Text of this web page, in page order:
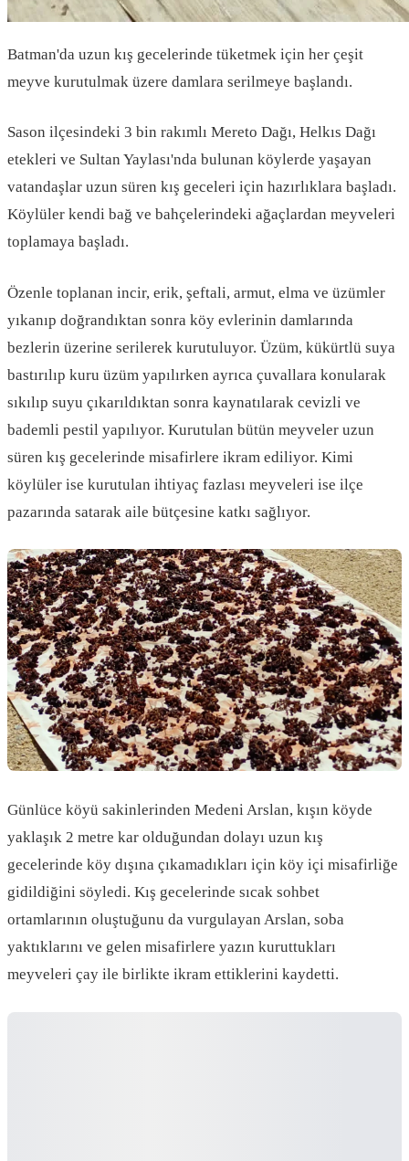
Batman'da uzun kış gecelerinde tüketmek için her çeşit
meyve kurutulmak üzere damlara serilmeye başlandı.
Sason ilçesindeki 3 bin rakımlı Mereto Dağı, Helkıs Dağı
etekleri ve Sultan Yaylası'nda bulunan köylerde yaşayan
vatandaşlar uzun süren kış geceleri için hazırlıklara başladı.
Köylüler kendi bağ ve bahçelerindeki ağaçlardan meyveleri
toplamaya başladı.
Özenle toplanan incir, erik, şeftali, armut, elma ve üzümler
yıkanıp doğrandıktan sonra köy evlerinin damlarında
bezlerin üzerine serilerek kurutuluyor. Üzüm, kükürtlü suya
bastırılıp kuru üzüm yapılırken ayrıca çuvallara konularak
sıkılıp suyu çıkarıldıktan sonra kaynatılarak cevizli ve
bademli pestil yapılıyor. Kurutulan bütün meyveler uzun
süren kış gecelerinde misafirlere ikram ediliyor. Kimi
köylüler ise kurutulan ihtiyaç fazlası meyveleri ise ilçe
pazarında satarak aile bütçesine katkı sağlıyor.
Günlüce köyü sakinlerinden Medeni Arslan, kışın köyde
yaklaşık 2 metre kar olduğundan dolayı uzun kış
gecelerinde köy dışına çıkamadıkları için köy içi misafirliğe
gidildiğini söyledi. Kış gecelerinde sıcak sohbet
ortamlarının oluştuğunu da vurgulayan Arslan, soba
yaktıklarını ve gelen misafirlere yazın kuruttukları
meyveleri çay ile birlikte ikram ettiklerini kaydetti.